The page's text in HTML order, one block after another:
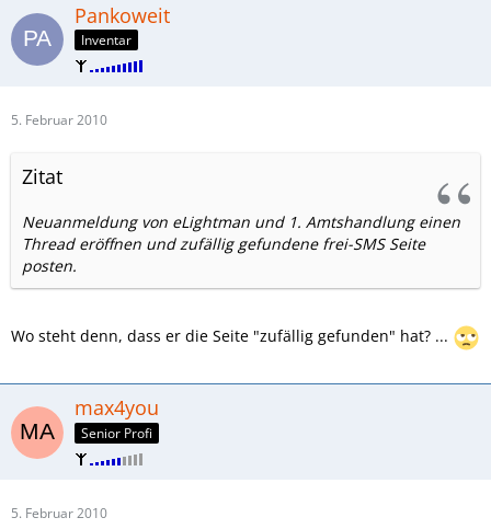
Pankoweit
Inventar
5. Februar 2010
Zitat
Neuanmeldung von eLightman und 1. Amtshandlung einen
Thread eröffnen und zufällig gefundene frei-SMS Seite
posten.
Wo steht denn, dass er die Seite "zufällig gefunden" hat? ...
max4you
Senior Profi
5. Februar 2010